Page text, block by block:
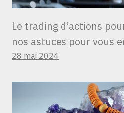
Le trading d’actions
nos astuces pour vous
28 mai 2024